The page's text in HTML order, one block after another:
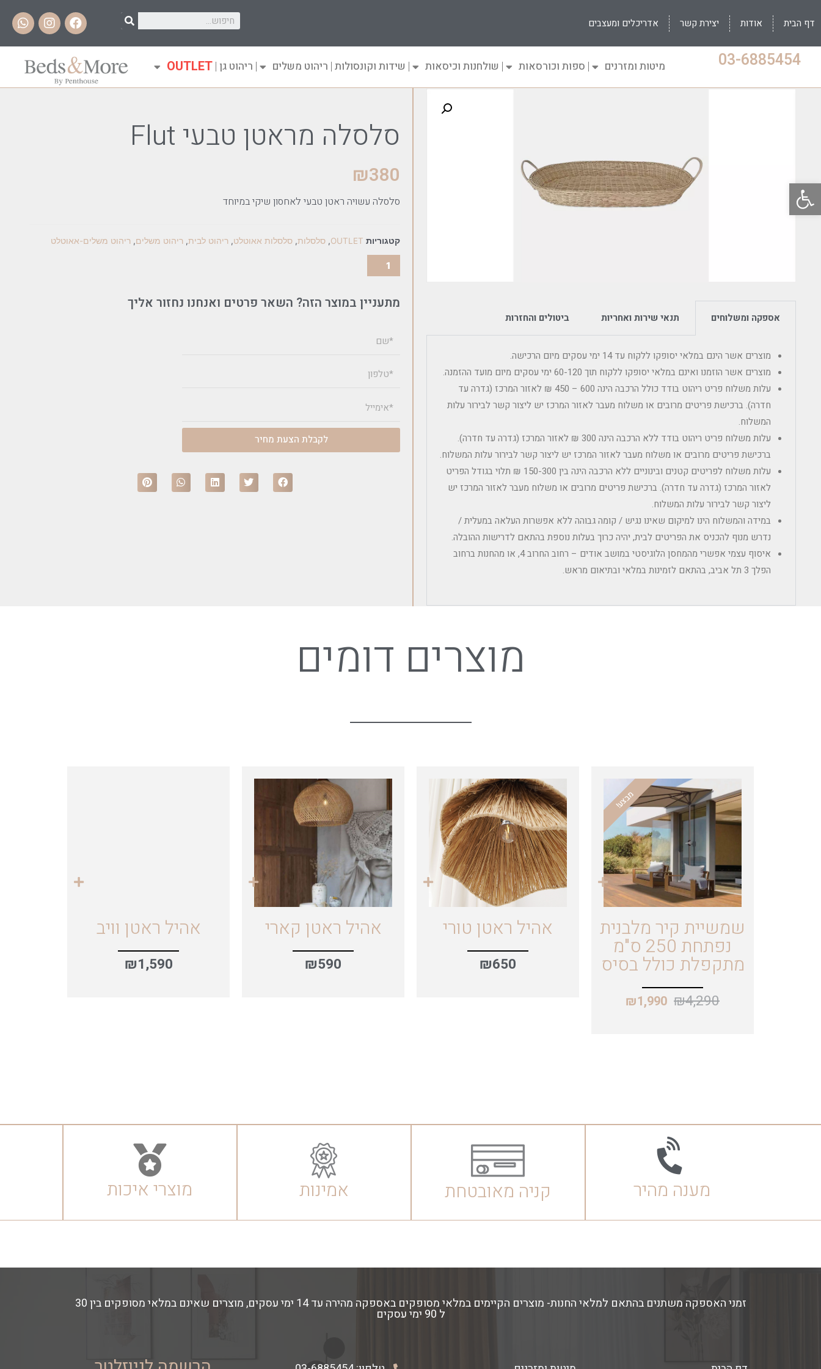
פתח סרגל נגישות
דף הבית אודות יצירת קשר אדריכלים ומעצבים
03-6885454 מיטות ומזרנים ספות וכורסאות שולחנות וכיסאות שידות וקונסולות ריהוט משלים ריהוט גן OUTLET
אספקה ומשלוחים תנאי שירות ואחריות ביטולים והחזרות
מוצרים אשר הינם במלאי יסופקו ללקוח עד 14 ימי עסקים מיום הרכישה.
מוצרים אשר הוזמנו ואינם במלאי יסופקו ללקוח תוך 60-120 ימי עסקים מיום מועד ההזמנה.
עלות משלוח פריט ריהוט בודד כולל הרכבה הינה 600 – 450 ₪ לאזור המרכז (גדרה עד
חדרה). ברכישת פריטים מרובים או משלוח מעבר לאזור המרכז יש ליצור קשר לבירור עלות
המשלוח.
עלות משלוח פריט ריהוט בודד ללא הרכבה הינה 300 ₪ לאזור המרכז (גדרה עד חדרה).
ברכישת פריטים מרובים או משלוח מעבר לאזור המרכז יש ליצור קשר לבירור עלות המשלוח.
עלות משלוח לפריטים קטנים ובינוניים ללא הרכבה הינה בין 150-300 ₪ תלוי בגודל הפריט
לאזור המרכז (גדרה עד חדרה). ברכישת פריטים מרובים או משלוח מעבר לאזור המרכז יש
ליצור קשר לבירור עלות המשלוח.
במידה והמשלוח הינו למיקום שאינו נגיש / קומה גבוהה ללא אפשרות העלאה במעלית /
נדרש מנוף להכניס את הפריטים לבית, יהיה כרוך בעלות נוספת בהתאם לדרישות ההובלה.
איסוף עצמי אפשרי מהמחסן הלוגיסטי במושב אודים – רחוב החרוב 4, או מהחנות ברחוב
הפלך 3 תל אביב, בהתאם לזמינות במלאי ובתיאום מראש.
סלסלה מראטן טבעי Flut
₪380
סלסלה עשויה ראטן טבעי לאחסון שיקי במיוחד
קטגוריות OUTLET
, סלסלות, סלסלות אאוטלט, ריהוט לבית, ריהוט משלים, ריהוט משלים-אאוטלט
מתעניין במוצר הזה? השאר פרטים ואנחנו נחזור אליך
לקבלת הצעת מחיר
מוצרים דומים
מבצע!
שמשיית קיר מלבנית
נפתחת 250 ס"מ
מתקפלת כולל בסיס
₪4,290
₪1,990
אהיל ראטן טורי
₪650
אהיל ראטן קארי
₪590
אהיל ראטן וויב
₪1,590
מענה מהיר קניה מאובטחת אמינות מוצרי איכות
זמני האספקה משתנים בהתאם למלאי החנות- מוצרים הקיימים במלאי מסופקים באספקה מהירה עד 14 ימי עסקים, מוצרים שאינם במלאי מסופקים בין 30
ל 90 ימי עסקים